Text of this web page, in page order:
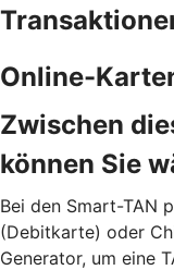
Online-
Zwischen
können Sie
Bei den Smart-TAN
(Debitkarte) oder
Generator, um eine